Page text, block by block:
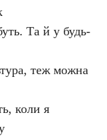
Та й у будь-
теж можна
коли я